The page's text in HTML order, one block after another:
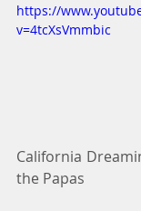
https://
v=4tcXsVmmbic
California
the Papas